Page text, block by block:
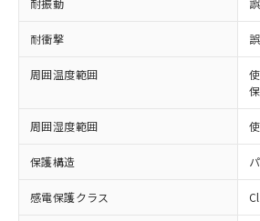
耐振動
耐衝撃
周囲温度範囲
周囲湿度範囲
保護構造
感電保護クラス
正式な納期状況および
様のお取引先、または
ムロン制御機器販売店
オムロン制御機器販売
販売ネットワーク
在庫状況および標準価
事前の承諾なく第三者
示しないようお願いしま
マイパーツ機能（部品リ
ビス）をご利用いただ
但し、RoHS指令で産業用監視および
適用除外項目は除く。
フタル酸エステル類の４物質について
図的な使用がないことを確認していま
部品在庫の切り替え状況などに
月が前後することがあります。
DBP(フタル酸ジブチル) : 1000ppm、
イソブチル) : 1000ppm、 BBP(フタル
DEHP(フタル酸ビス(2-エチルヘキシル
準値以下であることを示しま
「10」：通常の使用状況下にお
質が外部に漏えいし、環境に深
全に破砕するなど、違法
いよう必要な手段を講じ
当社は貴社製品を、核兵
ル、化学兵器、生物兵
武器並びにこれらの製造
当社は、貴社製品を第
場合は、上記1、2およ
該第三者に通知します。
販売先および販売に係わ
法に輸出するおそれが
一定数には満たない
－
在庫なし(最新の在
いては、お客様のお
たはお客様担当のオ
機器販売店・当社販
空
受注生産機種、また